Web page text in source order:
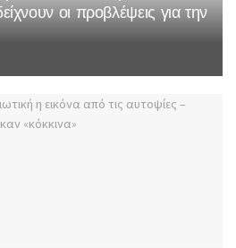
οι προβλέψεις για την